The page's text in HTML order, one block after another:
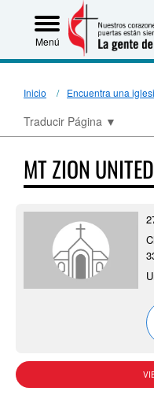
Menú
Inicio Encuentra una
Traducir Página ▼
MT ZION